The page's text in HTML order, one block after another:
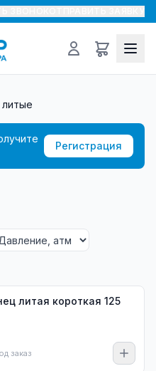
литые
Регистрация
литая короткая 125
заказ